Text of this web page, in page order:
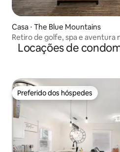
Casa ⋅ The Blue Mountains
Retiro de golfe, spa e aventura
Locações de
Preferido dos hóspedes
Preferido dos hóspedes